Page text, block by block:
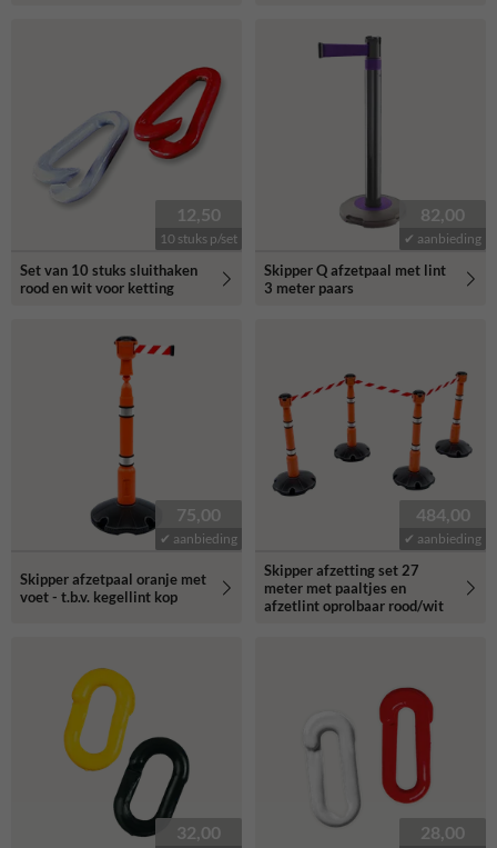
12,50
10 stuks p/set
Set van 10 stuks sluithaken
rood en wit voor ketting
82,00
✔ aanbieding
Skipper Q afzetpaal met lint
3 meter paars
75,00
✔ aanbieding
Skipper afzetpaal oranje met
voet - t.b.v. kegellint kop
484,00
✔ aanbieding
Skipper afzetting set 27
meter met paaltjes en
afzetlint oprolbaar rood/wit
32,00 28,00